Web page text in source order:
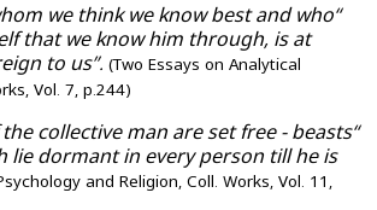
we think we know best and who
that we know him through, is at
to us”. (Two Essays on Analytical
Vol. 7, p.244)
the collective man are set free - beasts
lie dormant in every person till he is
and Religion, Coll. Works, Vol. 11,